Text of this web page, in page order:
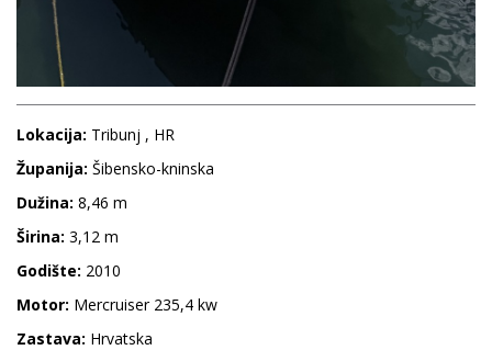
Lokacija: Tribunj , HR
Županija: Šibensko-kninska
Dužina: 8,46 m
Širina: 3,12 m
Godište: 2010
Motor: Mercruiser 235,4 kw
Zastava: Hrvatska